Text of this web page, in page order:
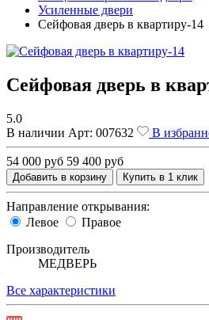
Усиленные двери
Сейфовая дверь в квартиру-14
Сейфовая дверь в
5.0
В наличии Арт: 007632 В
54 000 руб 59 400 руб
Добавить в корзину Купить в 1 клик
Направление открывания:
Левое
Правое
Производитель
МЕДВЕРЬ
Все характеристики